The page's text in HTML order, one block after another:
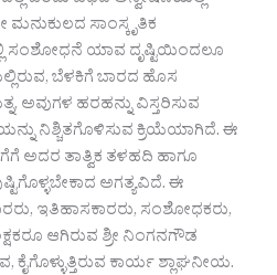
ಸಾಂಸ್ಕೃತಿಕ
ಸಂಶೋಧನೆ ಯಾವ ದೃಷ್ಟಿಯಿಂದಲೂ
ಬೆಳಕಿಗೆ ಬಾರದ ಹೊಸ
ಅವುಗಳ ಹರಹನ್ನು ವಿಸ್ತರಿಸುವ
ನಿಶ್ಚಿತಗೊಳಿಸುವ ಕ್ರಿಯೆಯಾಗಿದೆ. ಈ
ಅದರ ತಾತ್ವಿಕ ತಳಹದಿ ಹಾಗೂ
ಅಗತ್ಯವಿದೆ. ಈ
ಇತಿಹಾಸಕಾರರು, ಸಂಶೋಧಕರು,
ಆಗಿರುವ ಶ್ರೀ ನಿಂಗನಗೌಡ
ಕಾರ್ಯ ಶ್ಲಾಘನೀಯ.